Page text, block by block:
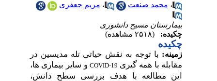
،محمد صنعت ،مریم جعفری
بیمارستان مسیح دانشوری
چکیده:
چکیده
زمینه:با توجه به نقش حیاتی تله مدیسین در
مقابله با همه گیری COVID-19 و سایر بیماری ها،
این مطالعه با هدف بررسی سطح دانش،